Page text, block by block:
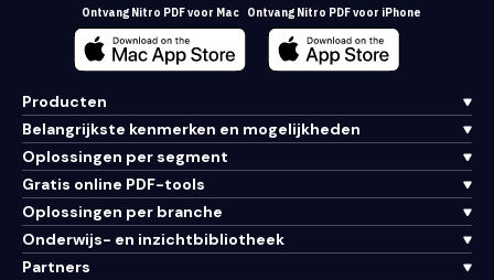
Ontvang Nitro PDF voor Mac Ontvang Nitro PDF voor iPhone
Producten
Belangrijkste kenmerken en mogelijkheden
Oplossingen per segment
Gratis online PDF-tools
Oplossingen per branche
Onderwijs- en inzichtbibliotheek
Partners